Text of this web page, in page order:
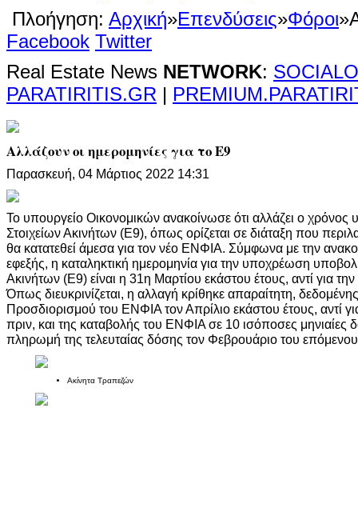
Πλοήγηση: Αρχική»Επενδύσεις»Φόροι»
Facebook Twitter
Real Estate News NETWORK:
PARATIRITIS.GR |
Αλλάζουν οι ημερομηνίες για το Ε9
Παρασκευή, 04 Μάρτιος 2022 14:31
Το υπουργείο Οικονομικών ανακοίνωσε ότι αλλάζει ο
Στοιχείων Ακινήτων (Ε9), όπως ορίζεται σε διάταξη που
θα κατατεθεί άμεσα για τον νέο ΕΝΦΙΑ. Σύμφωνα με την
εφεξής, η καταληκτική ημερομηνία για την υποχρέωση
Ακινήτων (Ε9) είναι η 31η Μαρτίου εκάστου έτους, αντί για
Όπως διευκρινίζεται, η αλλαγή κρίθηκε απαραίτητη,
Προσδιορισμού του ΕΝΦΙΑ τον Απρίλιο εκάστου έτους, αντί
πριν, και της καταβολής του ΕΝΦΙΑ σε 10 ισόποσες μηνιαίες
πληρωμή της τελευταίας δόσης τον Φεβρουάριο του
Ακίνητα Τραπεζών